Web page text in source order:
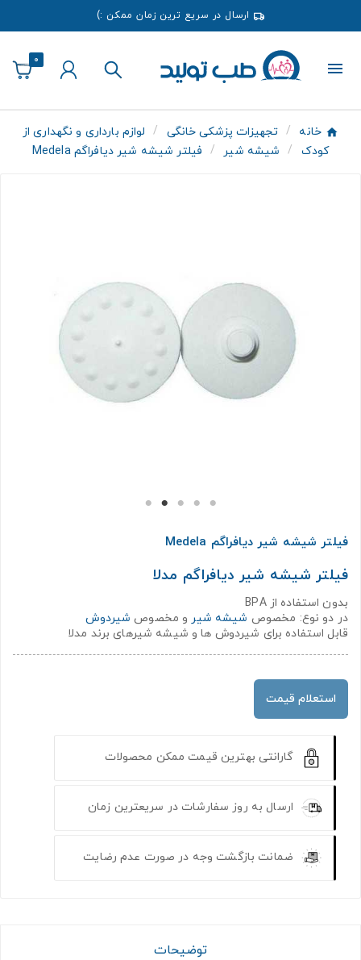
ارسال در سریع ترین زمان ممکن :)
0
خانه تجهیزات پزشکی خانگی
لوازم بارداری و نگهداری از
کودک
شیشه شیر فیلتر شیشه شیر دیافراگم Medela
فیلتر شیشه شیر دیافراگم Medela
فیلتر شیشه شیر دیافراگم مدلا
بدون استفاده از BPA
در دو نوع: مخصوص شیشه شیر و مخصوص شیردوش
قابل استفاده برای شیردوش ها و شیشه شیرهای برند مدلا
استعلام قیمت
گارانتی بهترین قیمت ممکن محصولات
ارسال به روز سفارشات در سریعترین زمان
ضمانت بازگشت وجه در صورت عدم رضایت
توضیحات